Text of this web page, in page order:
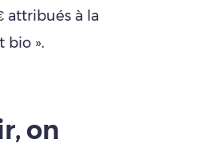
attribués à la
bio ».
on